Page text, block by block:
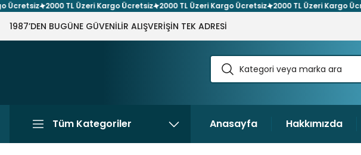
2000 TL Üzeri Kargo Ücretsiz 2000 TL Üzeri Kargo Ücretsiz 2000 TL Üzeri Kargo Ücretsiz
1987’DEN BUGÜNE GÜVENİLİR ALIŞVERİŞİN TEK ADRESİ
Tüm Kategoriler Anasayfa Hakkımızda